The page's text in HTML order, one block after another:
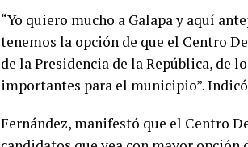
“Yo quiero mucho a Galapa y aquí
tenemos la opción de que el Centro
de la Presidencia de la República, de
importantes para el municipio”.
Fernández, manifestó que el Centro